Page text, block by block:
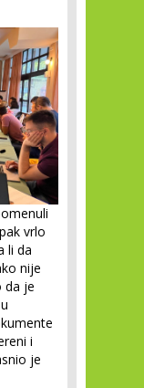
vrlo
li da
nije
da je
i
je